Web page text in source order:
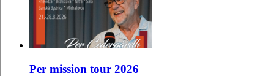
Per mission tour 2026